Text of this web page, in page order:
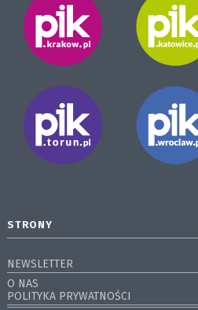
STRONY
NEWSLETTER
O NAS
POLITYKA PRYWATNOŚCI